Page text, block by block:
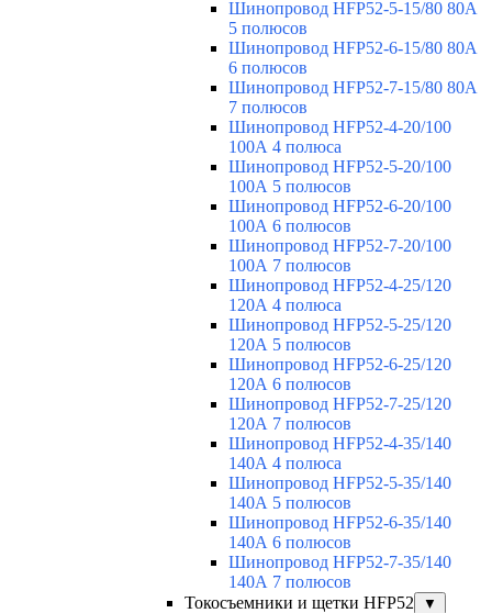
Шинопровод HFP52-5-15/80 80А
5 полюсов
Шинопровод HFP52-6-15/80 80А
6 полюсов
Шинопровод HFP52-7-15/80 80А
7 полюсов
Шинопровод HFP52-4-20/100
100А 4 полюса
Шинопровод HFP52-5-20/100
100А 5 полюсов
Шинопровод HFP52-6-20/100
100А 6 полюсов
Шинопровод HFP52-7-20/100
100А 7 полюсов
Шинопровод HFP52-4-25/120
120А 4 полюса
Шинопровод HFP52-5-25/120
120А 5 полюсов
Шинопровод HFP52-6-25/120
120А 6 полюсов
Шинопровод HFP52-7-25/120
120А 7 полюсов
Шинопровод HFP52-4-35/140
140А 4 полюса
Шинопровод HFP52-5-35/140
140А 5 полюсов
Шинопровод HFP52-6-35/140
140А 6 полюсов
Шинопровод HFP52-7-35/140
140А 7 полюсов
Токосъемники и щетки HFP52
▼